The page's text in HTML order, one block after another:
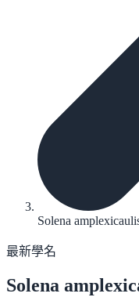
Solena
最新學名
Solena